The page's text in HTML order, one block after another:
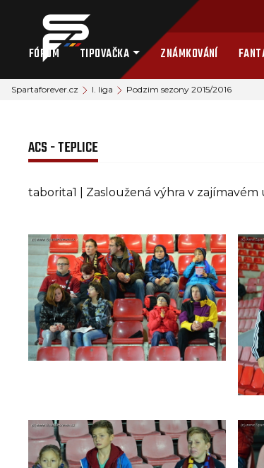
FÓRUM TIPOVAČKA ZNÁMKOVÁNÍ
Spartaforever.cz I. liga Podzim sezony 2015/2016
ACS - TEPLICE
taborita1 | Zasloužená výhra v